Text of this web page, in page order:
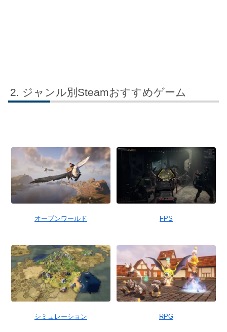
ジャンル別Steamおすすめゲーム
オープンワールド FPS
シミュレーション RPG